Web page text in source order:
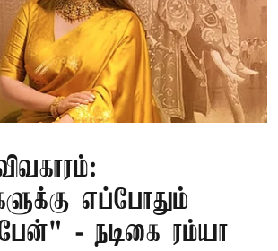
எப்போதும்
- நடிகை ரம்யா